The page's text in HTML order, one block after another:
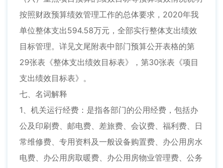
按照财政预算绩效管理工作的总体要求，2020年我
单位整体支出594.58万元，全部实行整体支出绩效
目标管理。详见文尾附表中部门预算公开表格的第
29张表《整体支出绩效目标表》，第30张表《项目
支出绩效目标表》。
七、名词解释
1、机关运行经费：是指各部门的公用经费，包括办
公及印刷费、邮电费、差旅费、会议费、福利费、日
常维修费、专用资料及一般设备购置费、办公用房水
电费、办公用房取暖费、办公用房物业管理费、公务